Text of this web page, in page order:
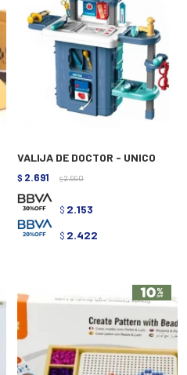
VALIJA DE DOCTOR - UNICO
$ 2.691 $ 2.990
$ 2.153
$ 2.422